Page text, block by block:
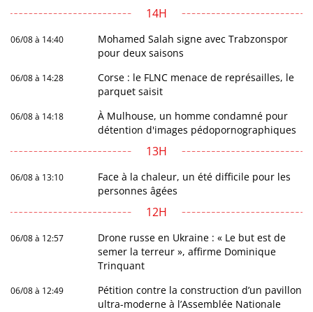
14H
06/08 à 14:40
Mohamed Salah signe avec Trabzonspor
pour deux saisons
06/08 à 14:28
Corse : le FLNC menace de représailles, le
parquet saisit
06/08 à 14:18
À Mulhouse, un homme condamné pour
détention d'images pédopornographiques
13H
06/08 à 13:10
Face à la chaleur, un été difficile pour les
personnes âgées
12H
06/08 à 12:57
Drone russe en Ukraine : « Le but est de
semer la terreur », affirme Dominique
Trinquant
06/08 à 12:49
Pétition contre la construction d’un pavillon
ultra-moderne à l’Assemblée Nationale